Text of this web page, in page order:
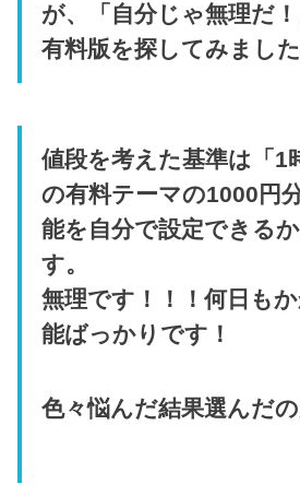
が、「自分じゃ無理だ
有料版を探してみました
値段を考えた基準は「1
の有料テーマの1000円
能を自分で設定できる
す。
無理です！！！何日も
能ばっかりです！
色々悩んだ結果選んだ